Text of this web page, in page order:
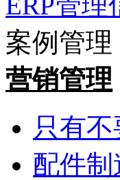
案例管理
营销管理
只有
配件